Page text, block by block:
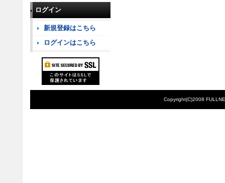
ログイン
新規登録はこちら
ログインはこちら
Copyright(C)2008